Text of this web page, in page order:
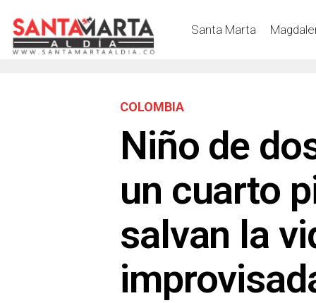
Santa Marta
COLOMBIA
Niño de
un cuarto
salvan la